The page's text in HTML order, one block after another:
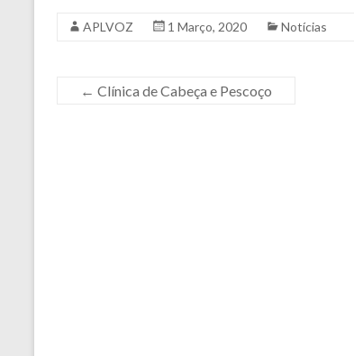
APLVOZ 1 Março, 2020 Notícias
← Clínica de Cabeça e Pescoço